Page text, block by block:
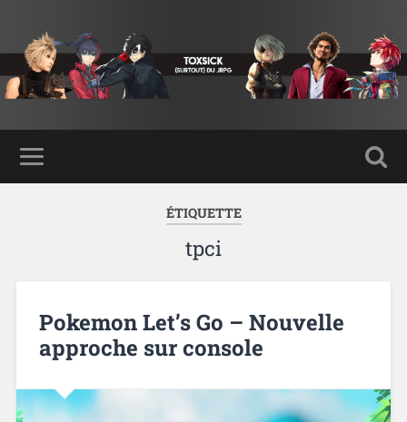
ÉTIQUETTE
tpci
Pokemon Let’s Go – Nouvelle
approche sur console